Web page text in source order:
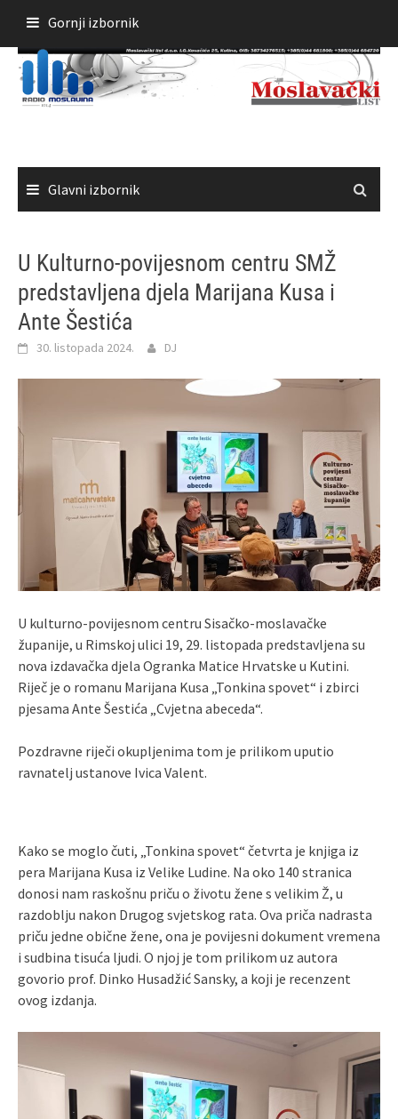
sadržaja
Gornji izbornik
Glavni izbornik
U Kulturno-povijesnom centru SMŽ
predstavljena djela Marijana Kusa i
Ante Šestića
30. listopada 2024. DJ
U kulturno-povijesnom centru Sisačko-moslavačke
županije, u Rimskoj ulici 19, 29. listopada predstavljena su
nova izdavačka djela Ogranka Matice Hrvatske u Kutini.
Riječ je o romanu Marijana Kusa „Tonkina spovet“ i zbirci
pjesama Ante Šestića „Cvjetna abeceda“.
Pozdravne riječi okupljenima tom je prilikom uputio
ravnatelj ustanove Ivica Valent.
Kako se moglo čuti, „Tonkina spovet“ četvrta je knjiga iz
pera Marijana Kusa iz Velike Ludine. Na oko 140 stranica
donosi nam raskošnu priču o životu žene s velikim Ž, u
razdoblju nakon Drugog svjetskog rata. Ova priča nadrasta
priču jedne obične žene, ona je povijesni dokument vremena
i sudbina tisuća ljudi. O njoj je tom prilikom uz autora
govorio prof. Dinko Husadžić Sansky, a koji je recenzent
ovog izdanja.